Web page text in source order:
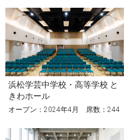
浜松学芸中学校・高等学校 と
きわホール
オープン：2024年4月 席数：244